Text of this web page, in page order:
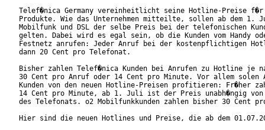
Telef�nica Germany vereinheitlicht seine Hotline-Preise
Produkte. Wie das Unternehmen mitteilte, sollen ab dem 1.
Mobilfunk und DSL der selbe Preis bei der telefonischen
gelten. Dabei wird es egal sein, ob die Kunden vom Handy
Festnetz anrufen: Jeder Anruf bei der kostenpflichtigen
dann 20 Cent pro Telefonat.
Bisher zahlen Telef�nica Kunden bei Anrufen zu Hotline je
30 Cent pro Anruf oder 14 Cent pro Minute. Vor allem solen
Kunden von den neuen Hotline-Preisen profitieren: Fr�her
14 Cent pro Minute, ab 1. Juli ist der Preis unabh�ngig von
des Telefonats. o2 Mobilfunkkunden zahlen bisher 30 Cent
Hier sind die neuen Hotlines und Preise, die ab dem